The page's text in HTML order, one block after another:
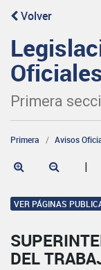
Volver
Primera
Primera Avisos
|
VER PÁGINAS
DEL